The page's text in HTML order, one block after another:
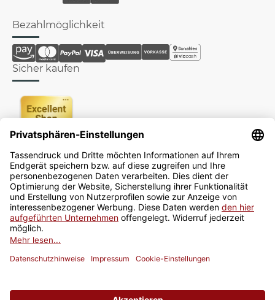
Bezahlmöglichkeit
Sicher kaufen
Newsletter